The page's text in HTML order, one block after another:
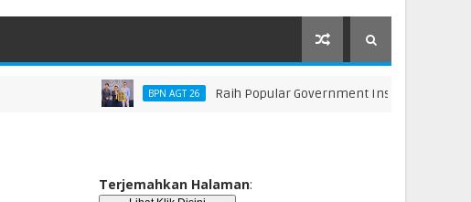
BPN AGT 26 Raih Popular Government Institutions Award
Terjemahkan Halaman: